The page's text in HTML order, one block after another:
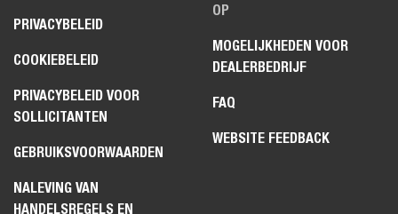
PRIVACYBELEID
COOKIEBELEID
PRIVACYBELEID VOOR
SOLLICITANTEN
GEBRUIKSVOORWAARDEN
NALEVING VAN
HANDELSREGELS EN
OP
MOGELIJKHEDEN VOOR
DEALERBEDRIJF
FAQ
WEBSITE FEEDBACK